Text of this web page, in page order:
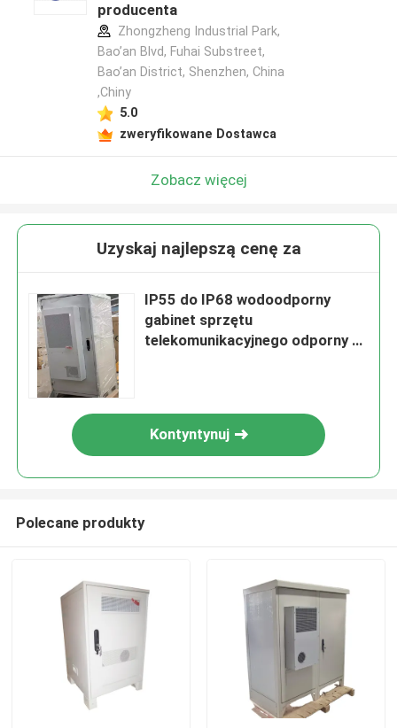
producenta
Zhongzheng Industrial Park,
Bao’an Blvd, Fuhai Substreet,
Bao’an District, Shenzhen, China
,Chiny
5.0
zweryfikowane Dostawca
Zobacz więcej
Uzyskaj najlepszą cenę za
IP55 do IP68 wodoodporny
gabinet sprzętu
telekomunikacyjnego odporny na
Kontyntynuj
Polecane produkty